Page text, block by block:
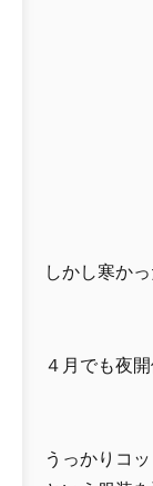
しかし寒かっ
４月でも夜
うっかりコ